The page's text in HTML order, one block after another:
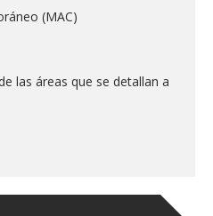
Funcionarias/os
(MAC)
las áreas que se detallan a